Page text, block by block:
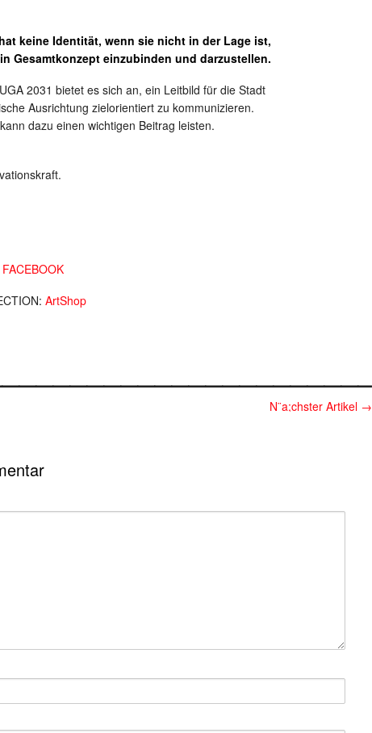
keine Identität, wenn sie nicht in der Lage ist,
Gesamtkonzept einzubinden und darzustellen.
2031 bietet es sich an, ein Leitbild für die Stadt
Ausrichtung zielorientiert zu kommunizieren.
dazu einen wichtigen Beitrag leisten.
FACEBOOK
ArtShop
N¨a;chster Artikel →